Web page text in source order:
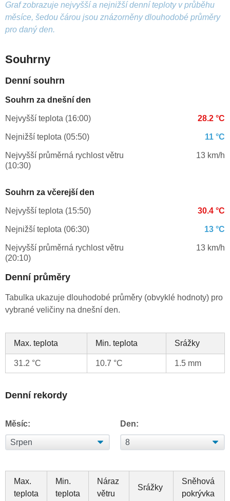
Graf zobrazuje nejvyšší a nejnižší denní teploty v průběhu
měsíce, šedou čárou jsou znázorněny dlouhodobé průměry
pro daný den.
Souhrny
Denní souhrn
Souhrn za dnešní den
Nejvyšší teplota (16:00) 28.2 °C
Nejnižší teplota (05:50) 11 °C
Nejvyšší průměrná rychlost větru
(10:30)
13 km/h
Souhrn za včerejší den
Nejvyšší teplota (15:50) 30.4 °C
Nejnižší teplota (06:30) 13 °C
Nejvyšší průměrná rychlost větru
(20:10)
13 km/h
Denní průměry
Tabulka ukazuje dlouhodobé průměry (obvyklé hodnoty) pro
vybrané veličiny na dnešní den.
Max. teplota Min. teplota Srážky
31.2 °C 10.7 °C 1.5 mm
Denní rekordy
Měsíc: Den:
Max.
teplota
Min.
teplota
Náraz
větru
Srážky
Sněhová
pokrývka